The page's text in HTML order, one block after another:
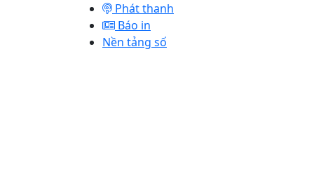
Phát thanh
Báo in
Nền tảng số